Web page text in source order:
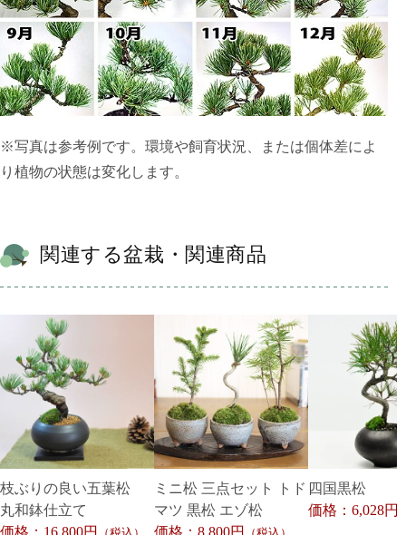
※写真は参考例です。環境や飼育状況、または個体差によ
り植物の状態は変化します。
関連する盆栽・関連商品
枝ぶりの良い五葉松
丸和鉢仕立て
ミニ松 三点セット トド
マツ 黒松 エゾ松
四国黒松
価格：6,028円